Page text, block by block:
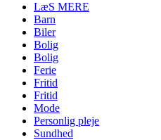
LæS MERE
Barn
Biler
Bolig
Bolig
Ferie
Fritid
Fritid
Mode
Personlig pleje
Sundhed